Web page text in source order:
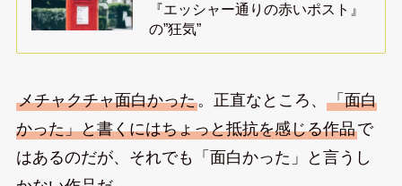
『エッシャー通りの赤いポスト』
の”狂気”
メチャクチャ面白かった。正直なところ、 「面白
かった」と書くにはちょっと抵抗を感じる作品で
はあるのだが、それでも「面白かった」と言うし